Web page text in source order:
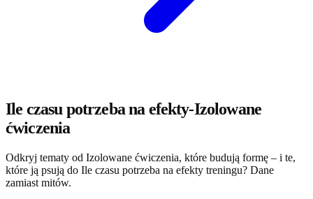
Ile czasu potrzeba na efekty-Izolowane
ćwiczenia
Odkryj tematy od Izolowane ćwiczenia, które budują formę – i te,
które ją psują do Ile czasu potrzeba na efekty treningu? Dane
zamiast mitów.